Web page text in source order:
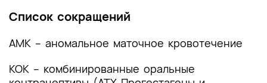
1.4 Особенности кодирования заболевания или
состояний) по Международной
проблем, связанных со здоровьем
Список сокращений
АМК – аномальное маточное кровотечение
КОК – комбинированные оральные